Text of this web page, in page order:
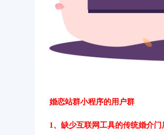
婚恋站群小程序的用户群
1、缺少互联网工具的传统婚介门